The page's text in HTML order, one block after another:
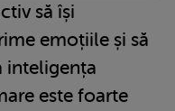
să își
emoțiile și să
inteligența
este foarte